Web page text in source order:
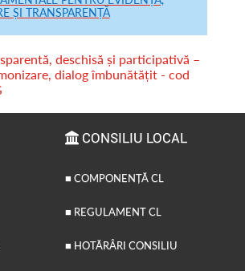
ȘI TRANSPARENȚĂ
deschisă și participativă –
dialog îmbunătățit - cod
CONSILIU LOCAL
■ COMPONENȚĂ CL
■ REGULAMENT CL
■ HOTĂRÂRI CONSILIU